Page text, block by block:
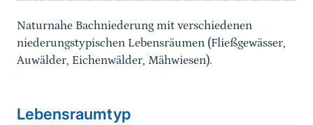
Naturnahe Bachniederung mit verschiedenen
niederungstypischen Lebensräumen (Fließgewässer,
Auwälder, Eichenwälder, Mähwiesen).
Lebensraumtyp